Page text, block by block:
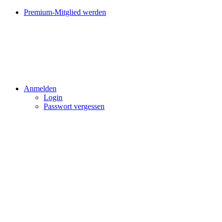
Premium-Mitglied werden
Anmelden
Login
Passwort vergessen